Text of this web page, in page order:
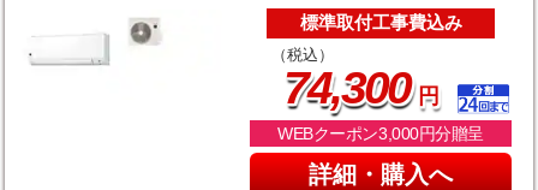
標準取付工事費込み
（税込）
74,300円
WEBクーポン3,000円分贈呈
詳細・購入へ